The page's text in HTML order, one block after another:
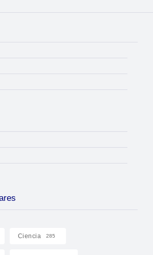
Ciencia 285